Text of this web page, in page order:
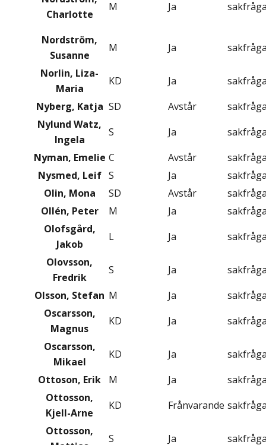
Charlotte
M Ja
Nordström,
Susanne
M Ja
Norlin, Liza-
Maria
KD Ja
Nyberg, Katja SD Avstår
Nylund Watz,
Ingela
S Ja
Nyman, Emelie C Avstår
Nysmed, Leif S Ja
Olin, Mona
SD Avstår
Ollén, Peter
M Ja
Olofsgård,
Jakob
L Ja
Olovsson,
Fredrik
S Ja
Olsson, Stefan M Ja
Oscarsson,
Magnus
KD Ja
Oscarsson,
Mikael
KD Ja
Ottoson, Erik
M Ja
Ottosson,
Kjell-Arne
KD Frånvarande
Ottosson,
S Ja